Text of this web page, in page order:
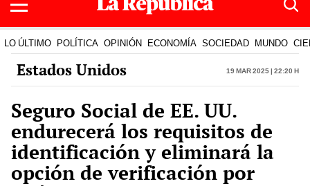
LO ÚLTIMO POLÍTICA OPINIÓN ECONOMÍA SOCIEDAD MUNDO
Estados Unidos 19 Mar 2025 | 22:20 h
Seguro Social de EE. UU.
endurecerá los requisitos de
identificación y eliminará la
opción de verificación por